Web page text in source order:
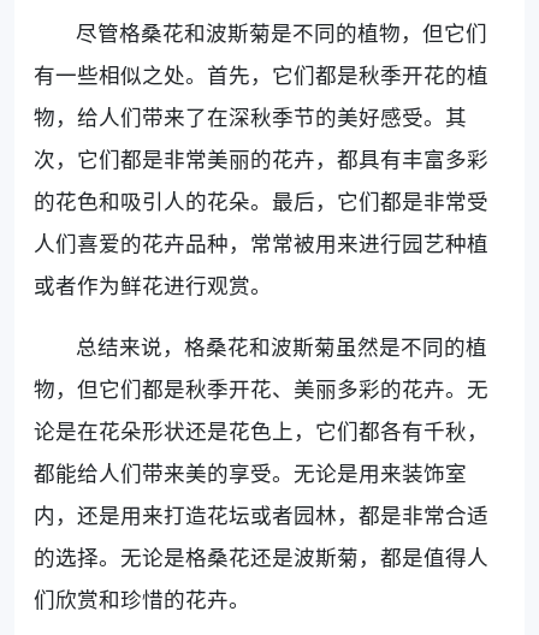
尽管格桑花和波斯菊是不同的植物，但它们
有一些相似之处。首先，它们都是秋季开花的植
物，给人们带来了在深秋季节的美好感受。其
次，它们都是非常美丽的花卉，都具有丰富多彩
的花色和吸引人的花朵。最后，它们都是非常受
人们喜爱的花卉品种，常常被用来进行园艺种植
或者作为鲜花进行观赏。
总结来说，格桑花和波斯菊虽然是不同的植
物，但它们都是秋季开花、美丽多彩的花卉。无
论是在花朵形状还是花色上，它们都各有千秋，
都能给人们带来美的享受。无论是用来装饰室
内，还是用来打造花坛或者园林，都是非常合适
的选择。无论是格桑花还是波斯菊，都是值得人
们欣赏和珍惜的花卉。